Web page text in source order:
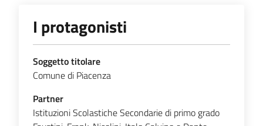
I protagonisti
Soggetto titolare
Comune di Piacenza
Partner
Istituzioni Scolastiche Secondarie di primo grado